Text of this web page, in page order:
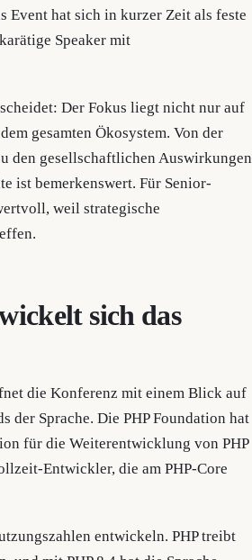
Event hat sich in kurzer Zeit als feste
Speaker mit
Der Fokus liegt nicht nur auf
gesamten Ökosystem. Von der
den gesellschaftlichen Auswirkungen
ist bemerkenswert. Für Senior-
weil strategische
sich das
die Konferenz mit einem Blick auf
der Sprache. Die PHP Foundation hat
für die Weiterentwicklung von PHP
Entwickler, die am PHP-Core
entwickeln. PHP treibt